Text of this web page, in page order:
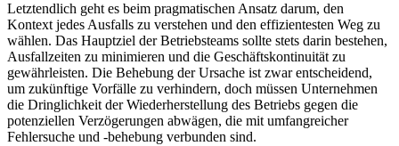
Letztendlich geht es beim pragmatischen Ansatz darum, den
Kontext jedes Ausfalls zu verstehen und den effizientesten Weg zu
wählen. Das Hauptziel der Betriebsteams sollte stets darin bestehen,
Ausfallzeiten zu minimieren und die Geschäftskontinuität zu
gewährleisten. Die Behebung der Ursache ist zwar entscheidend,
um zukünftige Vorfälle zu verhindern, doch müssen Unternehmen
die Dringlichkeit der Wiederherstellung des Betriebs gegen die
potenziellen Verzögerungen abwägen, die mit umfangreicher
Fehlersuche und -behebung verbunden sind.